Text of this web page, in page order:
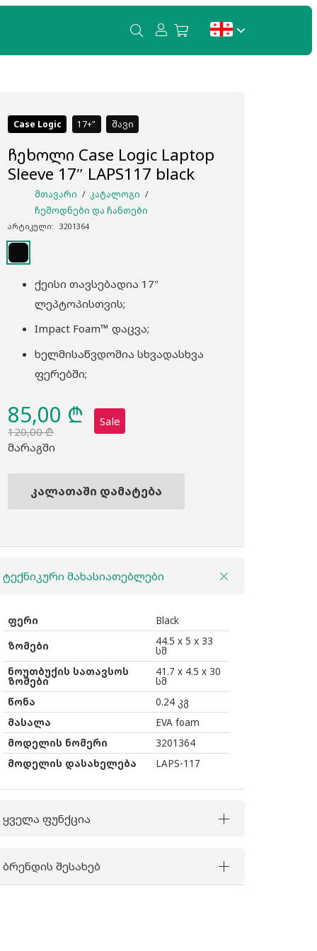
Case Logic 17+ შავი
ჩეხოლი Case Logic Laptop
Sleeve 17″ LAPS117 black
ᲛᲗᲐᲕᲐᲠᲘ / ᲙᲐᲢᲐᲚᲝᲒᲘ /
ᲩᲔᲛᲝᲓᲜᲔᲑᲘ ᲓᲐ ᲩᲐᲜᲗᲔᲑᲘ
არტიკული: 3201364
ქეისი თავსებადია 17″
ლეპტოპისთვის;
Impact Foam™ დაცვა;
ხელმისაწვდომია სხვადასხვა
ფერებში;
120,00₾
Original
was:
120,00 ₾.
85,00 ₾
Current
85,00 ₾.
Sale
მარაგში
რაოდენობა:
Laptop
17"
LAPS117
black
კალათაში დამატება
ტექნიკური მახასიათებლები
ფერი
Black
ზომები
44.5 x 5 x 33
სმ
ნოუთბუქის სათავსოს
ზომები
41.7 x 4.5 x 30
სმ
წონა
0.24 კგ
მასალა
EVA foam
მოდელის ნომერი
3201364
მოდელის დასახელება
LAPS-117
ყველა ფუნქცია
ბრენდის შესახებ